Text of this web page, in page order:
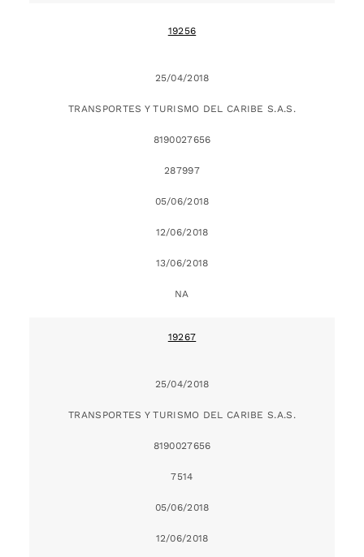
19256
25/04/2018
TRANSPORTES Y TURISMO DEL CARIBE S.A.S.
8190027656
287997
05/06/2018
12/06/2018
13/06/2018
NA
19267
25/04/2018
TRANSPORTES Y TURISMO DEL CARIBE S.A.S.
8190027656
7514
05/06/2018
12/06/2018